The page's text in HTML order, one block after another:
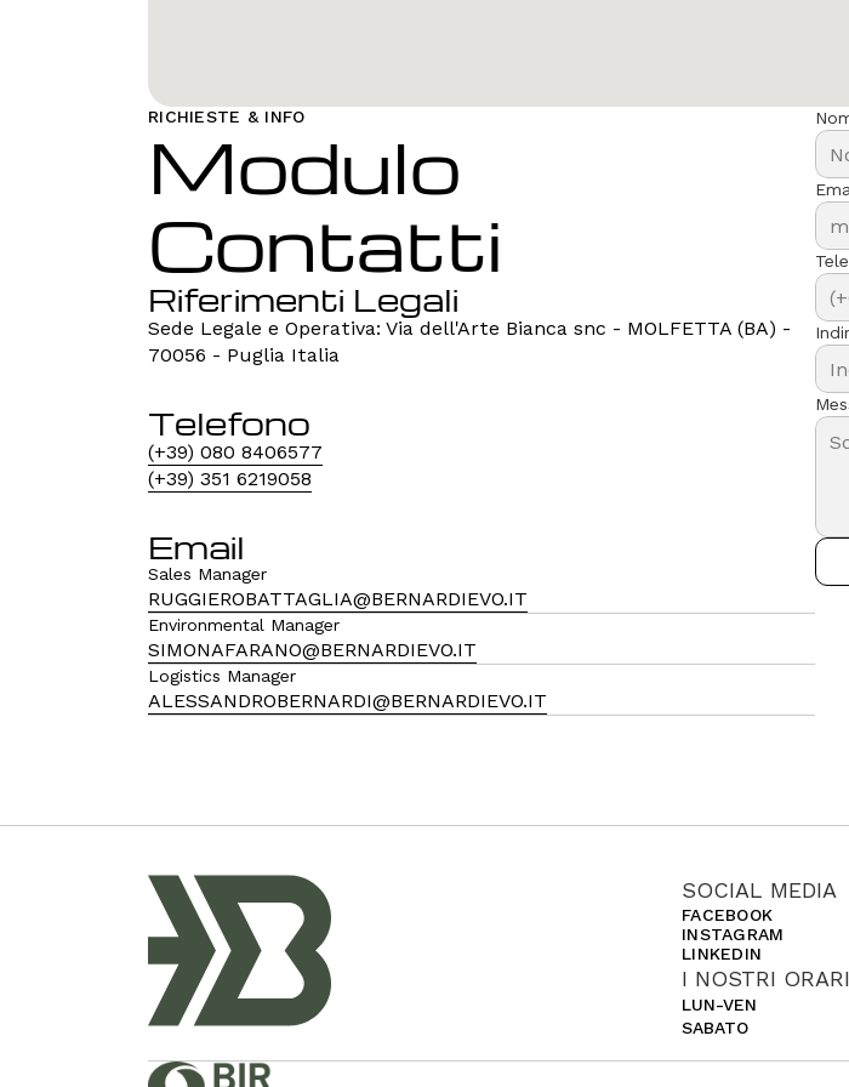
RICHIESTE & INFO
Modulo
Contatti
Riferimenti Legali
Sede Legale e Operativa: Via dell'Arte Bianca snc - MOLFETTA (BA) -
70056 - Puglia Italia
Telefono
(+39) 080 8406577
(+39) 351 6219058
Email
Sales Manager
RUGGIEROBATTAGLIA@BERNARDIEVO.IT
Environmental Manager
SIMONAFARANO@BERNARDIEVO.IT
Logistics Manager
ALESSANDROBERNARDI@BERNARDIEVO.IT
SOCIAL MEDIA
FACEBOOK
INSTAGRAM
LINKEDIN
I NOSTRI ORARI
LUN-VEN
SABATO